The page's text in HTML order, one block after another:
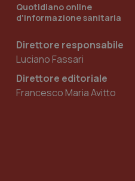
Quotidiano online
d'informazione sanitaria
Direttore responsabile
Luciano Fassari
Direttore editoriale
Francesco Maria Avitto